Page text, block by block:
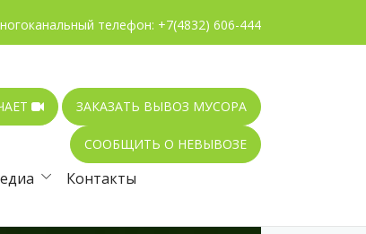
телефон: +7(4832) 606-444
ЗАКАЗАТЬ ВЫВОЗ МУСОРА
СООБЩИТЬ О НЕВЫВОЗЕ
Контакты